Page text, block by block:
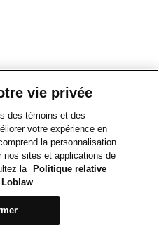
vie privée
des témoins et des
votre expérience en
la personnalisation
nos sites et applications de
la
Politique relative